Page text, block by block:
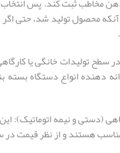
محصول تولید شد، حتی
سطح تولیدات خانگی یا
(دستی و نیمه اتوماتیک):
هستند و از نظر قیمت